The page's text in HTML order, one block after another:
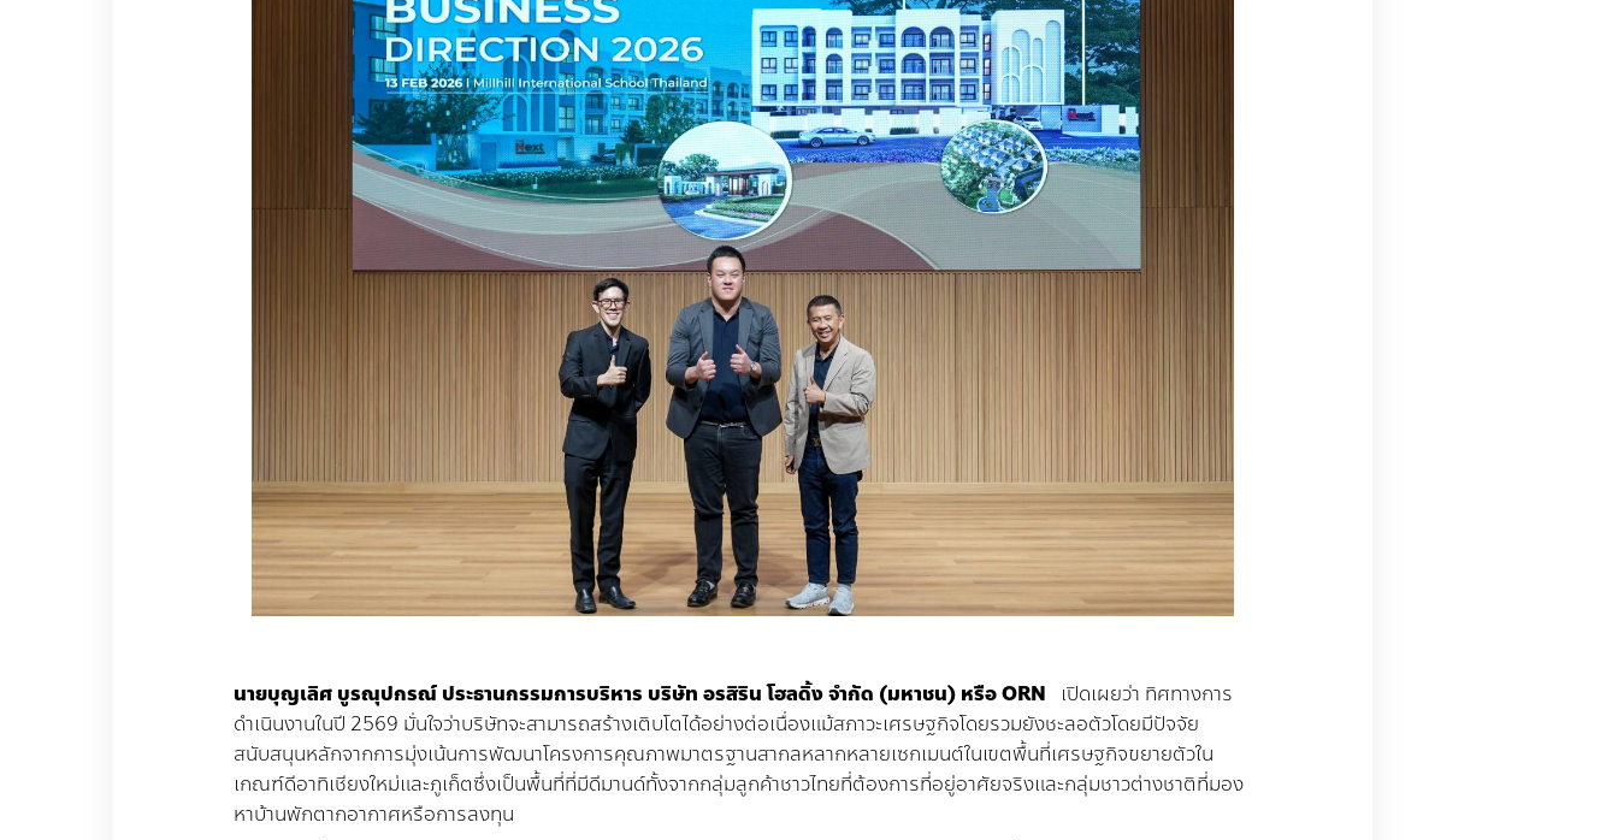
นายบุญเลิศ บูรณุปกรณ์ ประธานกรรมการบริหาร บริษัท อรสิริน โฮลดิ้งจํากัด (มหาชน) หรือORN เปิดเผยว่า ทิศทางการ
ดำเนินงานในปี 2569 มั่นใจว่าบริษัทจะสามารถสร้างเติบโตได้อย่างต่อเนื่องแม้สภาวะเศรษฐกิจโดยรวมยังชะลอตัวโดยมีปัจจัย
สนับสนุนหลักจากการมุ่งเน้นการพัฒนาโครงการคุณภาพมาตรฐานสากลหลากหลายเซกเมนต์ในเขตพื้นที่เศรษฐกิจขยายตัวใน
เกณฑ์ดีอาทิเชียงใหม่และภูเก็ตซึ่งเป็นพื้นที่ที่มีดีมานด์ทั้งจากกลุ่มลูกค้าชาวไทยที่ต้องการที่อยู่อาศัยจริงและกลุ่มชาวต่างชาติที่มอง
หาบ้านพักตากอากาศหรือการลงทุน